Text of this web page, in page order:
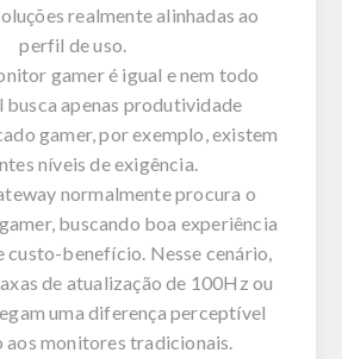
realmente alinhadas ao
perfil de uso.
gamer é igual e nem todo
apenas produtividade
gamer, por exemplo, existem
níveis de exigência.
normalmente procura o
buscando boa experiência
custo-benefício. Nesse cenário,
de atualização de 100Hz ou
uma diferença perceptível
aos monitores tradicionais.